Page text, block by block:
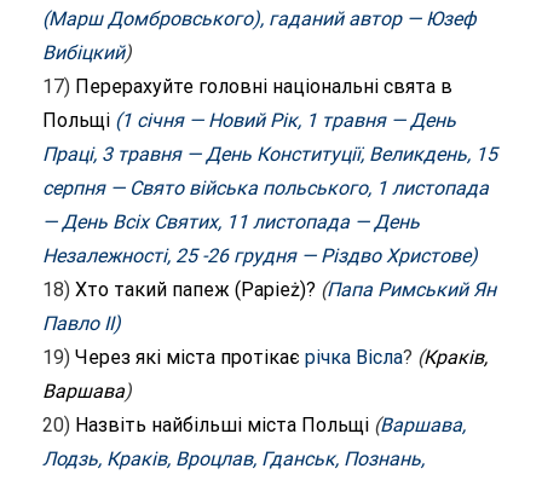
(Марш Домбровського), гаданий автор — Юзеф
Вибіцкий)
17) Перерахуйте головні національні свята в
Польщі (1 січня — Новий Рік, 1 травня — День
Праці, 3 травня — День Конституції, Великдень, 15
серпня — Свято війська польського, 1 листопада
— День Всіх Святих, 11 листопада — День
Незалежності, 25 -26 грудня — Різдво Христове)
18) Хто такий папеж (Papież)? (Папа Римський Ян
Павло II)
19) Через які міста протікає річка Вісла? (Краків,
Варшава)
20) Назвіть найбільші міста Польщі (Варшава,
Лодзь, Краків, Вроцлав, Гданськ, Познань,